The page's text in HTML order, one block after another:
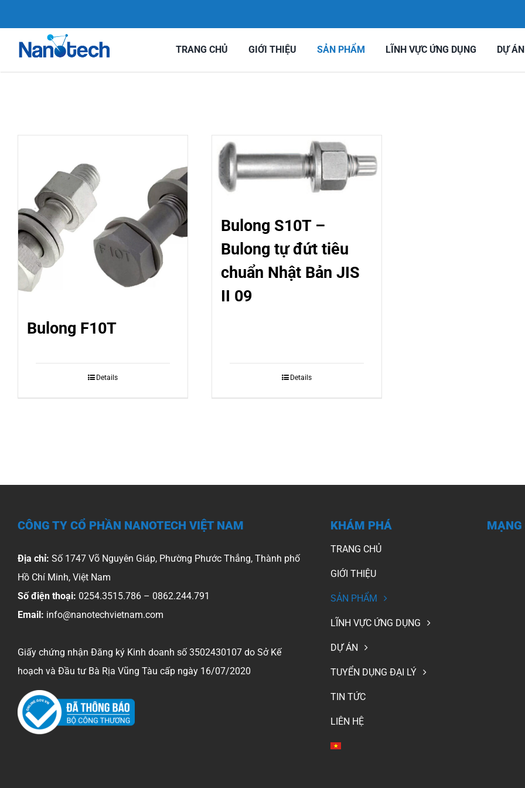
to
content
TRANG CHỦ GIỚI THIỆU SẢN PHẨM LĨNH VỰC ỨNG DỤNG DỰ ÁN
Bulong F10T
Details
Bulong S10T –
Bulong tự đứt tiêu
chuẩn Nhật Bản JIS
II 09
Details
CÔNG TY CỔ PHẦN NANOTECH VIỆT NAM
Địa chỉ: Số 1747 Võ Nguyên Giáp, Phường Phước Thắng, Thành phố
Hồ Chí Minh, Việt Nam
Số điện thoại: 0254.3515.786 – 0862.244.791
Email: info@nanotechvietnam.com
Giấy chứng nhận Đăng ký Kinh doanh số 3502430107 do Sở Kế
hoạch và Đầu tư Bà Rịa Vũng Tàu cấp ngày 16/07/2020
KHÁM PHÁ
TRANG CHỦ
GIỚI THIỆU
SẢN PHẨM
LĨNH VỰC ỨNG DỤNG
DỰ ÁN
TUYỂN DỤNG ĐẠI LÝ
TIN TỨC
LIÊN HỆ
MẠNG